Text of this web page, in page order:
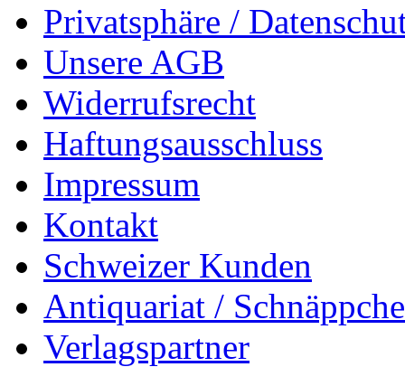
Privatsphäre /
Unsere AGB
Widerrufsrecht
Haftungsausschluss
Impressum
Kontakt
Schweizer Kunden
Antiquariat /
Verlagspartner